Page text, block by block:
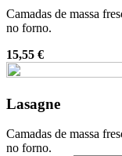
Camadas de massa
no forno.
15,55 €
Lasagne
Camadas de massa
no forno.